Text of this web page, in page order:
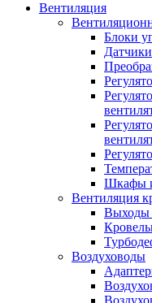
Вентиляция
Блоки
Датчики
Шкафы
Вентиляция
Выходы
Воздуховоды